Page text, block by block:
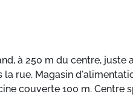
à 250 m du centre,
rue. Magasin
couverte 100 m.